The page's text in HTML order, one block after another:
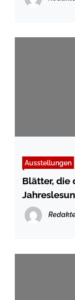
Ausstellungen
Blätter, die
CoLibri in